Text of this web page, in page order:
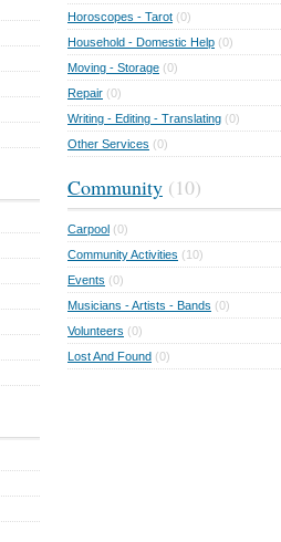
Horoscopes - Tarot (0)
Household - Domestic Help (0)
Moving - Storage (0)
Repair (0)
Writing - Editing - Translating (0)
Other Services (0)
Community (10)
Carpool (0)
Community Activities (10)
Events (0)
Musicians - Artists - Bands (0)
Volunteers (0)
Lost And Found (0)